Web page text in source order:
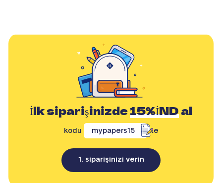
İlk siparişinizde15%İNDal
kodu mypapers15 ile
1. siparişinizi verin